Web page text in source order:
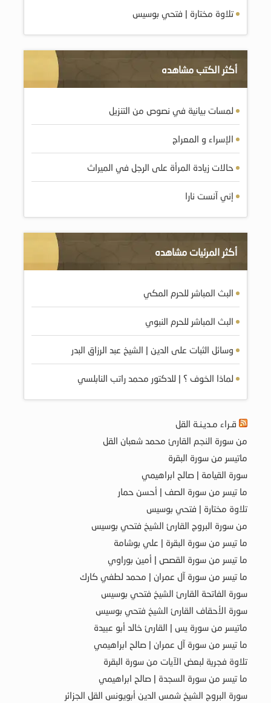
تلاوة مختارة | فتحي بوسيس
أكثر الكتب مشاهده
لمسات بيانية في نصوص من التنزيل
الإسراء و المعراج
حالات زيادة المرأة على الرجل في الميراث
إني آنست نارا
أكثر المرئيات مشاهده
البث المباشر للحرم المكي
البث المباشر للحرم النبوي
وسائل الثبات على الدين | الشيخ عبد الرزاق البدر
لماذا الخوف ؟ | للدكتور محمد راتب النابلسي
قـراء مـديـنـة القل
من سورة النجم القارئ محمد شعبان القل
ماتيسر من سورة البقرة
سورة القيامة | صالح ابراهيمي
ما تيسر من سورة الصف | أحسن حمار
تلاوة مختارة | فتحي بوسيس
من سورة البروج القارئ الشيخ فتحي بوسيس
ما تيسر من سورة البقرة | علي بوشامة
ما تيسر من سورة القصص | أمين بوراوي
ما تيسر من سورة آل عمران | محمد لطفي كارك
سورة الفاتحة القارئ الشيخ فتحي بوسيس
سورة الأحقاف القارئ الشيخ فتحي بوسيس
ماتيسر من سورة يس | القارئ خالد أبو عبيدة
ما تيسر من سورة آل عمران | صالح ابراهيمي
تلاوة فجرية لبعض الآيات من سورة البقرة
ما تيسر من سورة السجدة | صالح ابراهيمي
سورة البروج الشيخ شمس الدين أبويونس القل الجزائر